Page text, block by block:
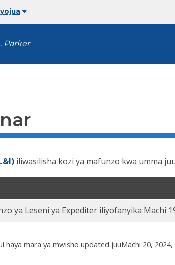
Parker
iliwasilisha kozi ya mafunzo kwa umma
ya Leseni ya Expediter iliyofanyika Machi
haya mara ya mwisho updated juuMachi 20, 2024,